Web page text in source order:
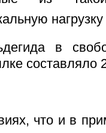
в
составляло
что и в